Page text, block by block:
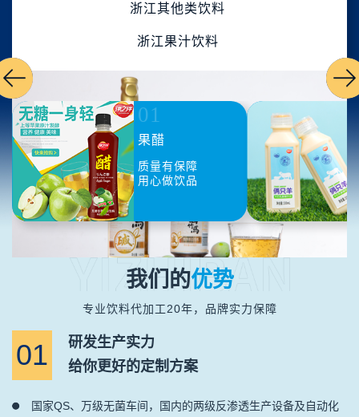
浙江其他类饮料
浙江果汁饮料
01
果醋
质量有保障
用心做饮品
我们的优势
专业饮料代加工20年，品牌实力保障
01
研发生产实力
给你更好的定制方案
国家QS、万级无菌车间，国内的两级反渗透生产设备及自动化